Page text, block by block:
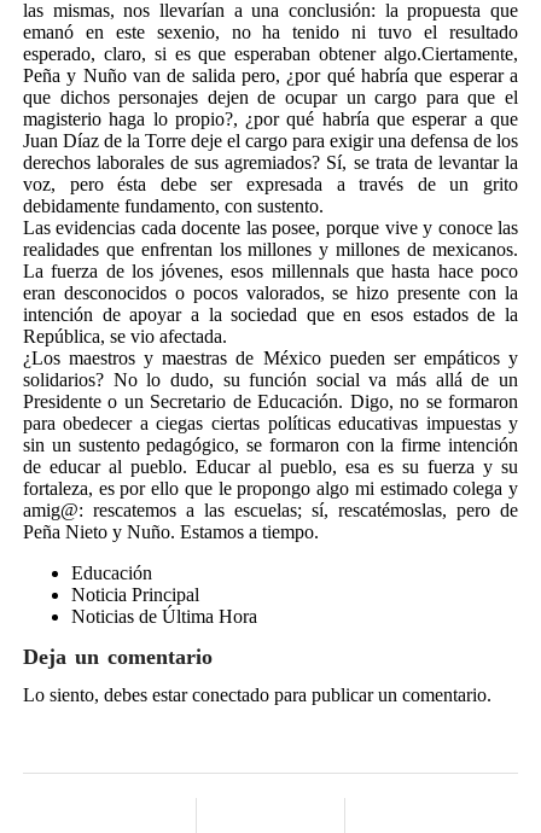
las mismas, nos llevarían a una conclusión: la propuesta que
emanó en este sexenio, no ha tenido ni tuvo el resultado
esperado, claro, si es que esperaban obtener algo.Ciertamente,
Peña y Nuño van de salida pero, ¿por qué habría que esperar a
que dichos personajes dejen de ocupar un cargo para que el
magisterio haga lo propio?, ¿por qué habría que esperar a que
Juan Díaz de la Torre deje el cargo para exigir una defensa de los
derechos laborales de sus agremiados? Sí, se trata de levantar la
voz, pero ésta debe ser expresada a través de un grito
debidamente fundamento, con sustento.
Las evidencias cada docente las posee, porque vive y conoce las
realidades que enfrentan los millones y millones de mexicanos.
La fuerza de los jóvenes, esos millennals que hasta hace poco
eran desconocidos o pocos valorados, se hizo presente con la
intención de apoyar a la sociedad que en esos estados de la
República, se vio afectada.
¿Los maestros y maestras de México pueden ser empáticos y
solidarios? No lo dudo, su función social va más allá de un
Presidente o un Secretario de Educación. Digo, no se formaron
para obedecer a ciegas ciertas políticas educativas impuestas y
sin un sustento pedagógico, se formaron con la firme intención
de educar al pueblo. Educar al pueblo, esa es su fuerza y su
fortaleza, es por ello que le propongo algo mi estimado colega y
amig@: rescatemos a las escuelas; sí, rescatémoslas, pero de
Peña Nieto y Nuño. Estamos a tiempo.
Educación
Noticia Principal
Noticias de Última Hora
Deja un comentario
Lo siento, debes estarconectadopara publicar un comentario.